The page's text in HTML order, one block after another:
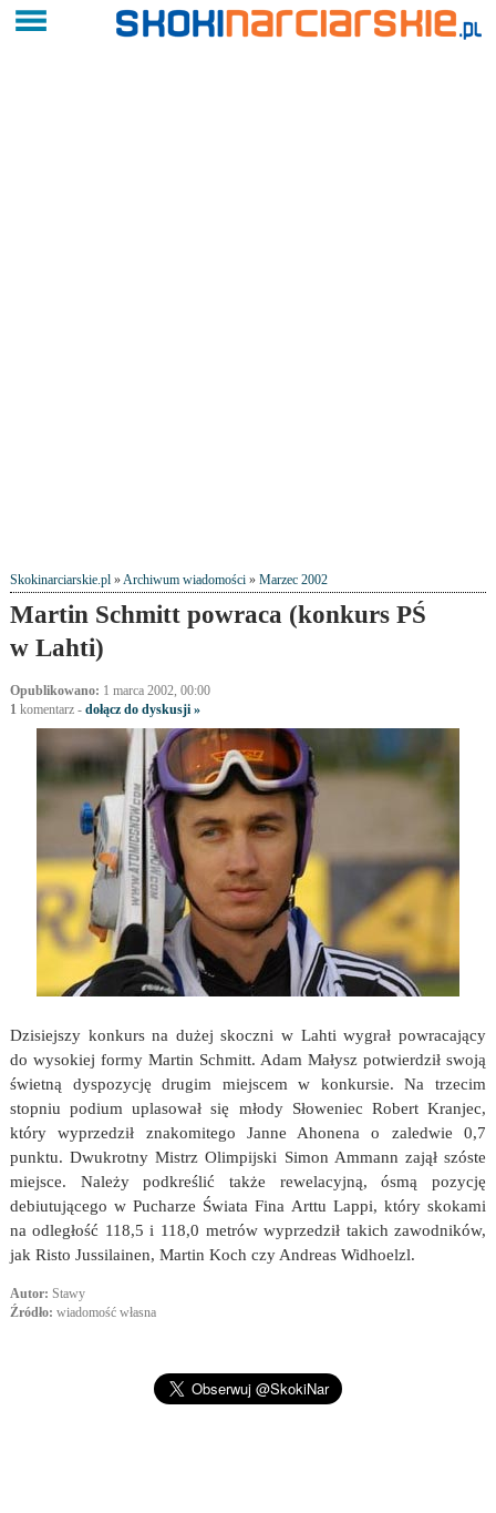
Skokinarciarskie.pl»Archiwum wiadomości» Marzec 2002
Martin Schmitt powraca (konkurs PŚ
w Lahti)
Opublikowano: 1 marca 2002, 00:00
1komentarz- dołącz do dyskusji »
Dzisiejszy konkurs na dużej skoczni w Lahti wygrał powracający
do wysokiej formy Martin Schmitt. Adam Małysz potwierdził swoją
świetną dyspozycję drugim miejscem w konkursie. Na trzecim
stopniu podium uplasował się młody Słoweniec Robert Kranjec,
który wyprzedził znakomitego Janne Ahonena o zaledwie 0,7
punktu. Dwukrotny Mistrz Olimpijski Simon Ammann zajął szóste
miejsce. Należy podkreślić także rewelacyjną, ósmą pozycję
debiutującego w Pucharze Świata Fina Arttu Lappi, który skokami
na odległość 118,5 i 118,0 metrów wyprzedził takich zawodników,
jak Risto Jussilainen, Martin Koch czy Andreas Widhoelzl.
Autor: Stawy
Źródło: wiadomość własna